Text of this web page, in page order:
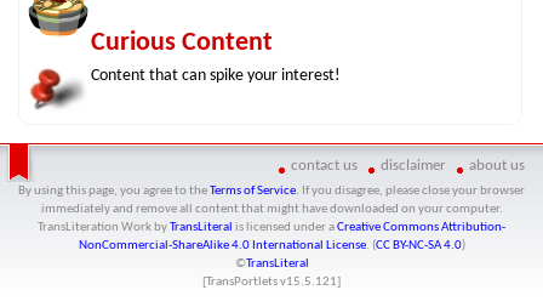
Curious Content
Content that can spike your interest!
contact us disclaimer about us
By using this page, you agree to theTerms of Service. If you disagree, please close your browser
immediately and remove all content that might have downloaded on your computer.
TransLiteration Work byTransLiteral is licensed under aCreative Commons Attribution-
NonCommercial-ShareAlike 4.0 International License. (CC BY-NC-SA 4.0)
©TransLiteral
[TransPortlets v15.5.121]